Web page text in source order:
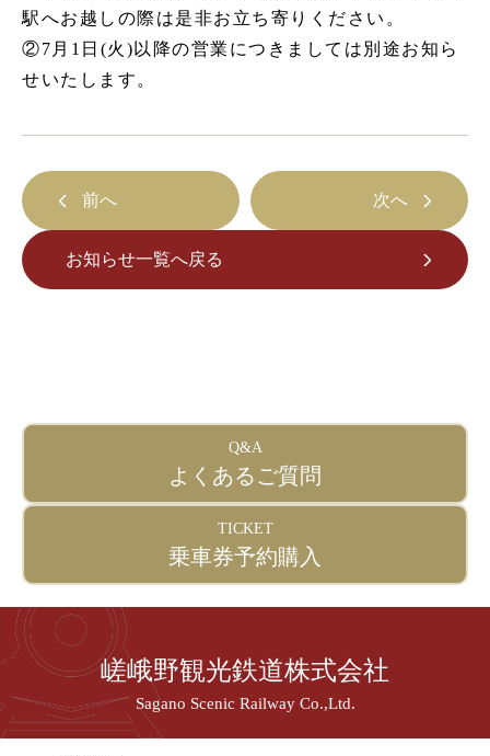
駅へお越しの際は是非お立ち寄りください。
②7月1日(火)以降の営業につきましては別途お知ら
せいたします。
前へ
お知らせ一覧へ戻る
次へ
Q&A
よくあるご質問
TICKET
乗車券予約購入
嵯峨野観光鉄道株式会社
Sagano Scenic Railway Co.,Ltd.